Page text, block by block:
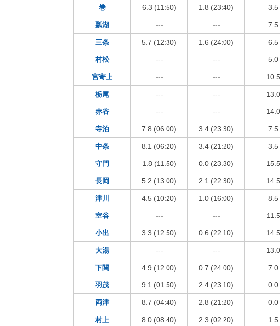
巻 6.3 (11:50) 1.8 (23:40) 3.5
瓢湖 --- --- 7.5
三条 5.7 (12:30) 1.6 (24:00) 6.5
村松 --- --- 5.0
宮寄上 --- --- 10.5
栃尾 --- --- 13.0
赤谷 --- --- 14.0
寺泊 7.8 (06:00) 3.4 (23:30) 7.5
中条 8.1 (06:20) 3.4 (21:20) 3.5
守門 1.8 (11:50) 0.0 (23:30) 15.5
長岡 5.2 (13:00) 2.1 (22:30) 14.5
津川 4.5 (10:20) 1.0 (16:00) 8.5
室谷 --- --- 11.5
小出 3.3 (12:50) 0.6 (22:10) 14.5
大湯 --- --- 13.0
下関 4.9 (12:00) 0.7 (24:00) 7.0
羽茂 9.1 (01:50) 2.4 (23:10) 0.0
両津 8.7 (04:40) 2.8 (21:20) 0.0
村上 8.0 (08:40) 2.3 (02:20) 1.5